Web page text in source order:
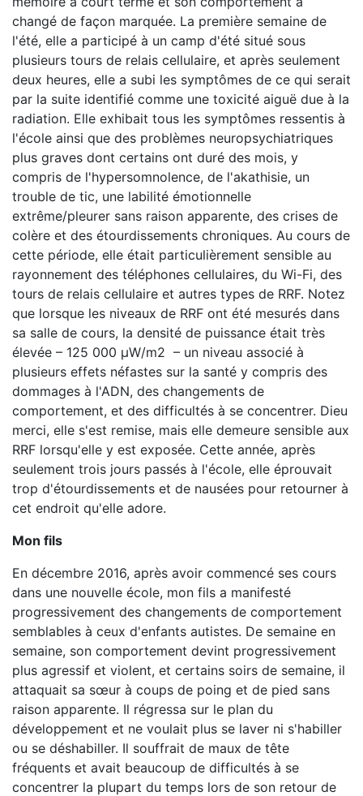
changé de façon marquée. La première semaine de
l'été, elle a participé à un camp d'été situé sous
plusieurs tours de relais cellulaire, et après seulement
deux heures, elle a subi les symptômes de ce qui serait
par la suite identifié comme une toxicité aiguë due à la
radiation. Elle exhibait tous les symptômes ressentis à
l'école ainsi que des problèmes neuropsychiatriques
plus graves dont certains ont duré des mois, y
compris de l'hypersomnolence, de l'akathisie, un
trouble de tic, une labilité émotionnelle
extrême/pleurer sans raison apparente, des crises de
colère et des étourdissements chroniques. Au cours de
cette période, elle était particulièrement sensible au
rayonnement des téléphones cellulaires, du Wi-Fi, des
tours de relais cellulaire et autres types de RRF. Notez
que lorsque les niveaux de RRF ont été mesurés dans
sa salle de cours, la densité de puissance était très
élevée – 125 000 µW/m2 – un niveau associé à
plusieurs effets néfastes sur la santé y compris des
dommages à l'ADN, des changements de
comportement, et des difficultés à se concentrer. Dieu
merci, elle s'est remise, mais elle demeure sensible aux
RRF lorsqu'elle y est exposée. Cette année, après
seulement trois jours passés à l'école, elle éprouvait
trop d'étourdissements et de nausées pour retourner à
cet endroit qu'elle adore.
Mon fils
En décembre 2016, après avoir commencé ses cours
dans une nouvelle école, mon fils a manifesté
progressivement des changements de comportement
semblables à ceux d'enfants autistes. De semaine en
semaine, son comportement devint progressivement
plus agressif et violent, et certains soirs de semaine, il
attaquait sa sœur à coups de poing et de pied sans
raison apparente. Il régressa sur le plan du
développement et ne voulait plus se laver ni s'habiller
ou se déshabiller. Il souffrait de maux de tête
fréquents et avait beaucoup de difficultés à se
concentrer la plupart du temps lors de son retour de